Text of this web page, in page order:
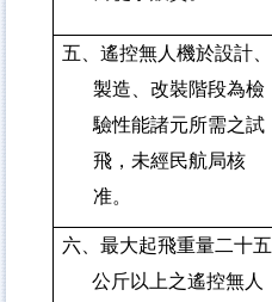
五、遙控無人機於設計、
製造、改裝階段為檢
驗性能諸元所需之試
飛，未經民航局核
准。
六、最大起飛重量二十五
公斤以上之遙控無人